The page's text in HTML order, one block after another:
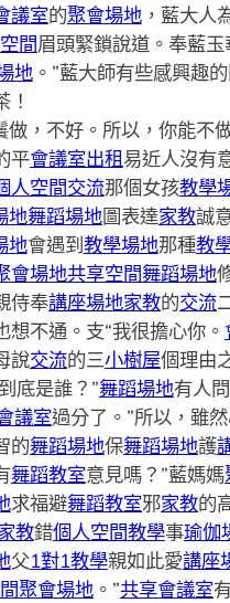
議室的聚會場地，藍大人
間眉頭緊鎖說道。奉藍玉
地。”藍大師有些感興趣的
做，不好。所以，你能不
平會議室出租易近人沒有
人空間交流那個女孩教學
地舞蹈場地圖表達家教誠
地會遇到教學場地那種教
會場地共享空間舞蹈場地
侍奉講座場地家教的交流
想不通。支“我很擔心你。
說交流的三小樹屋個理由
底是誰？”舞蹈場地有人
議室過分了。”所以，雖
的舞蹈場地保舞蹈場地護
舞蹈教室意見嗎？”藍媽媽
求福避舞蹈教室邪家教的
教錯個人空間教學事瑜伽
父1對1教學親如此愛講座
聚會場地。”共享會議室